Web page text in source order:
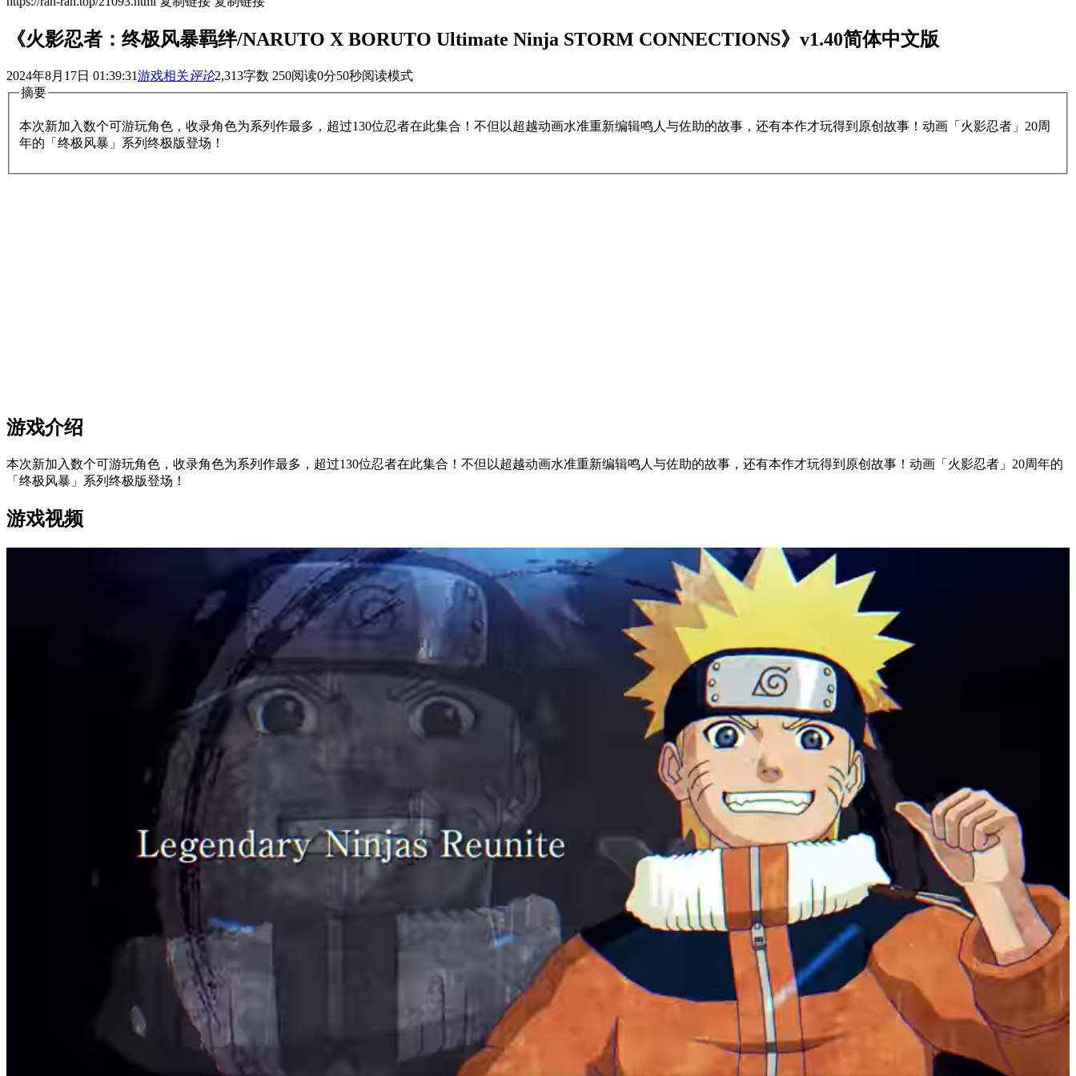
《火影忍者：终极风暴羁绊/NARUTO X BORUTO Ultimate Ninja STORM CONNECTIONS》v1.40简体中文版
2024年8月17日 01:39:31游戏相关评论2,313字数 250阅读0分50秒阅读模式
摘要
本次新加入数个可游玩角色，收录角色为系列作最多，超过130位忍者在此集合！不但以超越动画水准重新编辑鸣人与佐助的故事，还有本作才玩得到原创故事！动画「火影忍者」20周
年的「终极风暴」系列终极版登场！
游戏介绍
本次新加入数个可游玩角色，收录角色为系列作最多，超过130位忍者在此集合！不但以超越动画水准重新编辑鸣人与佐助的故事，还有本作才玩得到原创故事！动画「火影忍者」20周年的
「终极风暴」系列终极版登场！
游戏视频